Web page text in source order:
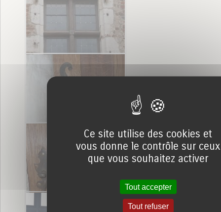
Ce site utilise des cookies et
vous donne le contrôle sur ceux
que vous souhaitez activer
Tout accepter
Tout refuser